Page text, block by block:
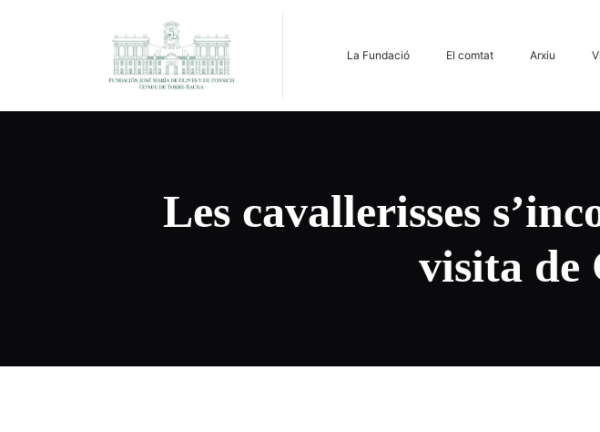
La Fundació El comtat Arxiu
Les cavallerisses
visita de